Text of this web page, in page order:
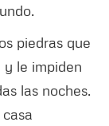
piedras que
y le impiden
las noches.